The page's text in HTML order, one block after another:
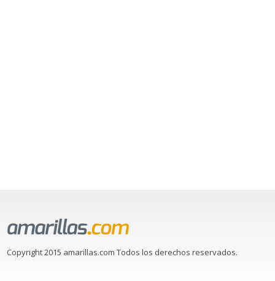
Copyright 2015 amarillas.com Todos los derechos reservados.